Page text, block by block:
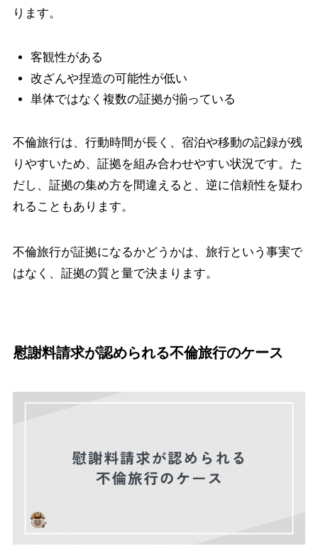
ります。
客観性がある
改ざんや捏造の可能性が低い
単体ではなく複数の証拠が揃っている
不倫旅行は、行動時間が長く、宿泊や移動の記録が残
りやすいため、証拠を組み合わせやすい状況です。た
だし、証拠の集め方を間違えると、逆に信頼性を疑わ
れることもあります。
不倫旅行が証拠になるかどうかは、旅行という事実で
はなく、証拠の質と量で決まります。
慰謝料請求が認められる不倫旅行のケース